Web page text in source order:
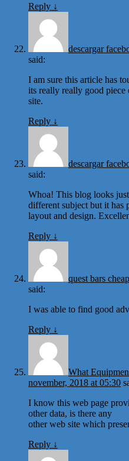
Reply ↓
descargar
said:
I am sure this article has
its really really good
site.
Reply ↓
descargar
said:
Whoa! This blog looks
different subject but it has
layout and design.
Reply ↓
quest bars cheap
said:
I was able to find good
Reply ↓
What
november, 2018 at 05:30
I know this web page
other data, is there any
other web site which
Reply ↓